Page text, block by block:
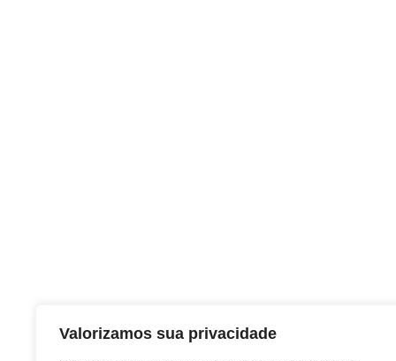
Valorizamos sua privacidade